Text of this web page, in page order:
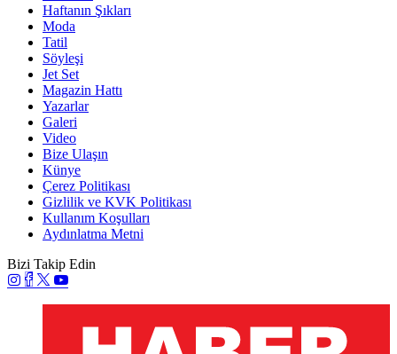
Haftanın Şıkları
Moda
Tatil
Söyleşi
Jet Set
Magazin Hattı
Yazarlar
Galeri
Video
Bize Ulaşın
Künye
Çerez Politikası
Gizlilik ve KVK Politikası
Kullanım Koşulları
Aydınlatma Metni
Bizi Takip Edin